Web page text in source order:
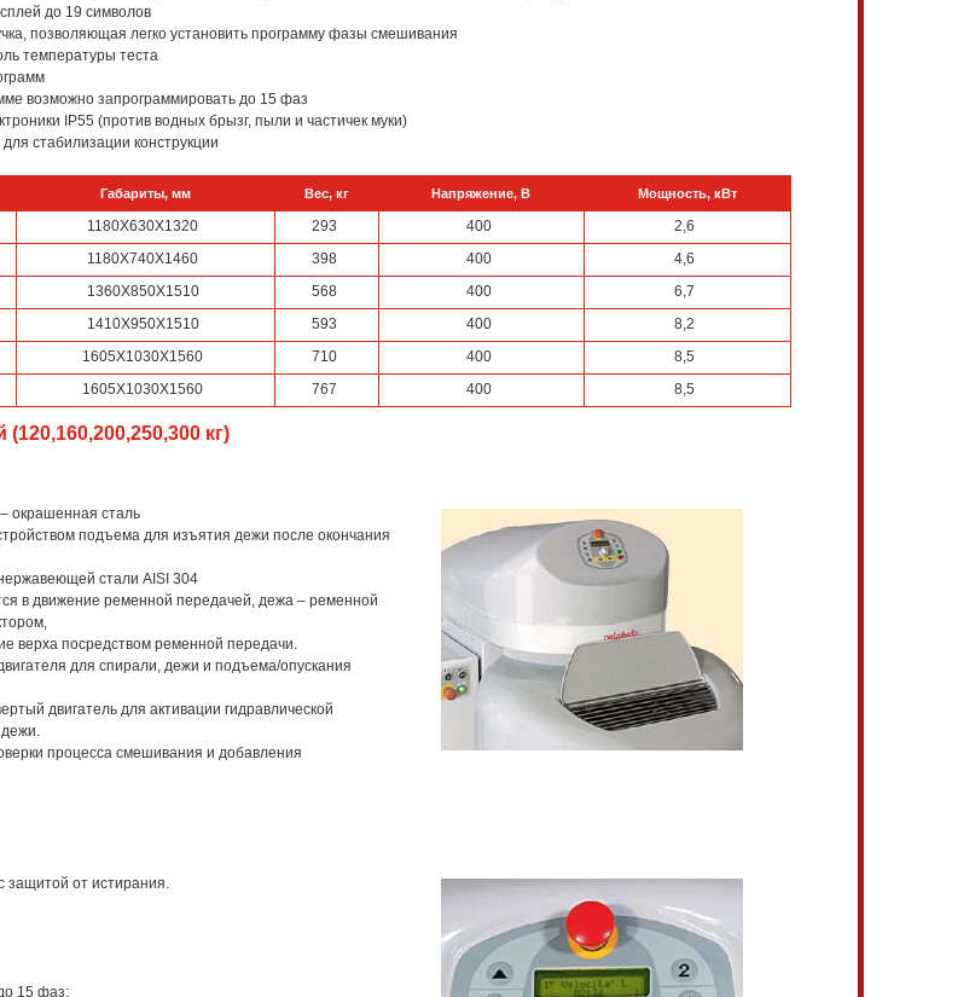
до 19 символов
позволяющая легко установить программу фазы смешивания
температуры теста
возможно запрограммировать до 15 фаз
IP55 (против водных брызг, пыли и частичек муки)
стабилизации конструкции
Габариты, мм Вес, кг Напряжение, В Мощность, кВт
1180Х630Х1320 293 400
2,6
1180Х740Х1460 398 400
4,6
1360Х850Х1510 568 400
6,7
1410Х950Х1510 593 400
8,2
1605Х1030Х1560 710 400
8,5
1605Х1030Х1560 767 400 8,5
кг)
окрашенная сталь
подъема для изъятия дежи после окончания
стали AISI 304
в движение ременной передачей, дежа – ременной
верха посредством ременной передачи.
для спирали, дежи и подъема/опускания
двигатель для активации гидравлической
процесса смешивания и добавления
от истирания.
15 фаз: